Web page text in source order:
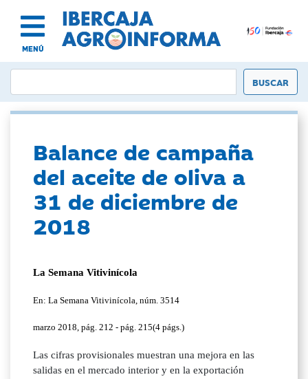
MENÚ
Balance de campaña
del aceite de oliva a
31 de diciembre de
2018
La Semana Vitivinícola
En: La Semana Vitivinícola, núm. 3514
marzo 2018, pág. 212 - pág. 215(4 págs.)
Las cifras provisionales muestran una mejora en las
salidas en el mercado interior y en la exportación